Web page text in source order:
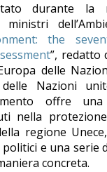
durante la
ministri
the
”, redatto
delle
Nazioni
offre una
nella
regione
e una serie
concreta.